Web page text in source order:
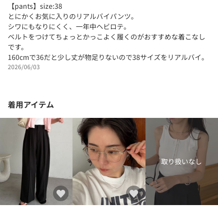
【pants】size:38
とにかくお気に入りのリアルバイパンツ。
シワにもなりにくく、一年中ヘビロテ。
ベルトをつけてちょっとかっこよく履くのがおすすめな着こなし
です。
160cmで36だと少し丈が物足りないので38サイズをリアルバイ。
2026/06/03
着用アイテム
取り扱いなし